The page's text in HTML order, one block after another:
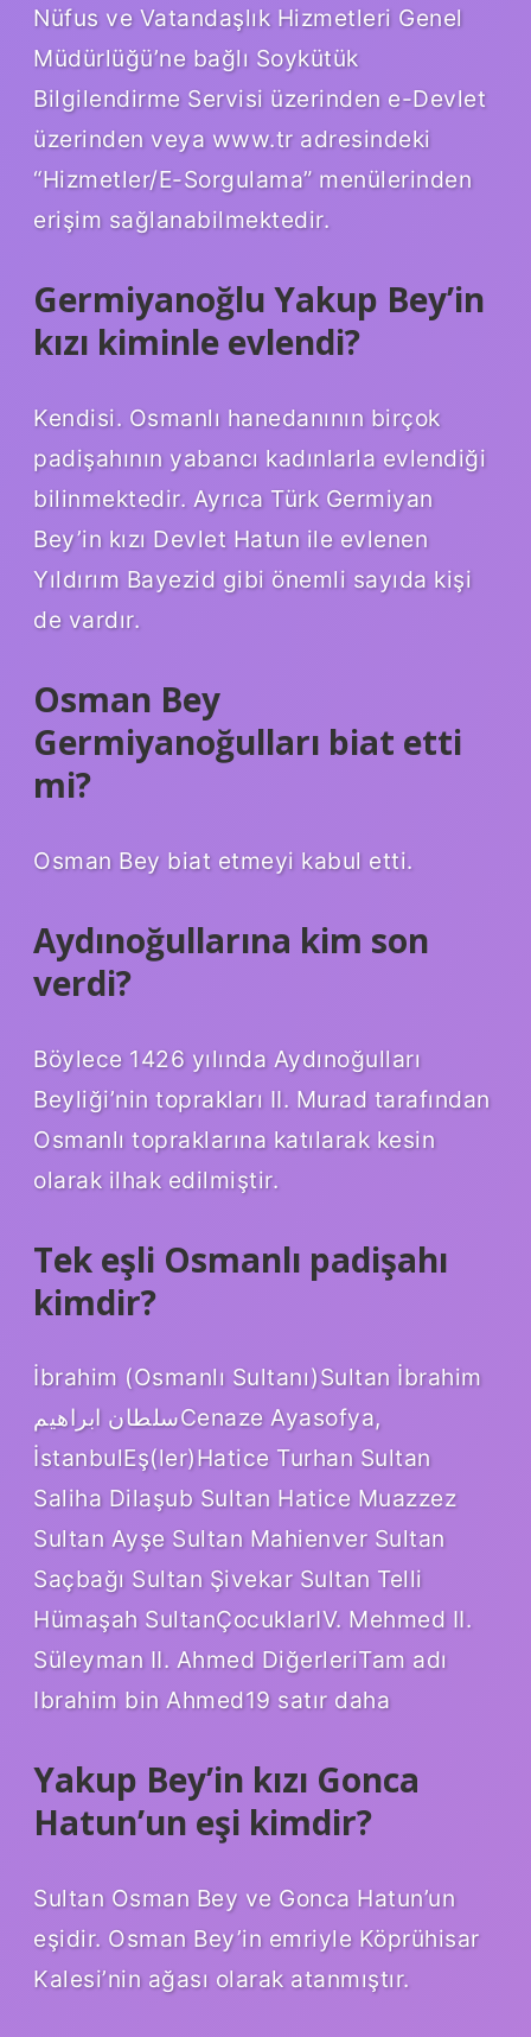
Nüfus ve Vatandaşlık Hizmetleri Genel
Müdürlüğü’ne bağlı Soykütük
Bilgilendirme Servisi üzerinden e-Devlet
üzerinden veya www.tr adresindeki
“Hizmetler/E-Sorgulama” menülerinden
erişim sağlanabilmektedir.
Germiyanoğlu Yakup Bey’in
kızı kiminle evlendi?
Kendisi. Osmanlı hanedanının birçok
padişahının yabancı kadınlarla evlendiği
bilinmektedir. Ayrıca Türk Germiyan
Bey’in kızı Devlet Hatun ile evlenen
Yıldırım Bayezid gibi önemli sayıda kişi
de vardır.
Osman Bey
Germiyanoğulları biat etti
mi?
Osman Bey biat etmeyi kabul etti.
Aydınoğullarına kim son
verdi?
Böylece 1426 yılında Aydınoğulları
Beyliği’nin toprakları II. Murad tarafından
Osmanlı topraklarına katılarak kesin
olarak ilhak edilmiştir.
Tek eşli Osmanlı padişahı
kimdir?
İbrahim (Osmanlı Sultanı)Sultan İbrahim
سلطان ابراهيمCenaze Ayasofya,
İstanbulEş(ler)Hatice Turhan Sultan
Saliha Dilaşub Sultan Hatice Muazzez
Sultan Ayşe Sultan Mahienver Sultan
Saçbağı Sultan Şivekar Sultan Telli
Hümaşah SultanÇocuklarIV. Mehmed II.
Süleyman II. Ahmed DiğerleriTam adı
Ibrahim bin Ahmed19 satır daha
Yakup Bey’in kızı Gonca
Hatun’un eşi kimdir?
Sultan Osman Bey ve Gonca Hatun’un
eşidir. Osman Bey’in emriyle Köprühisar
Kalesi’nin ağası olarak atanmıştır.